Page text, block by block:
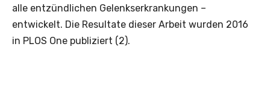
alle entzündlichen Gelenkserkrankungen –
entwickelt. Die Resultate dieser Arbeit wurden 2016
in PLOS One publiziert (2).